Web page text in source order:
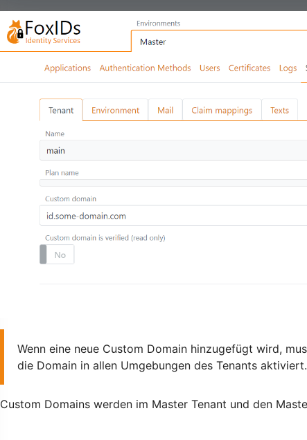
Wenn eine neue Custom Domain hinzugefügt wird,
die Domain in allen Umgebungen des Tenants aktiviert.
Custom Domains werden im Master Tenant und den